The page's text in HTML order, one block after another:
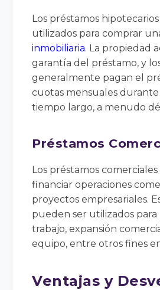
Los préstamos
utilizados para comprar
inmobiliaria. La propiedad
garantía del préstamo, y
generalmente pagan el
cuotas mensuales
tiempo largo, a menudo
Préstamos
Los préstamos
financiar operaciones
proyectos empresariales.
pueden ser utilizados para
trabajo, expansión
equipo, entre otros fines
Ventajas y